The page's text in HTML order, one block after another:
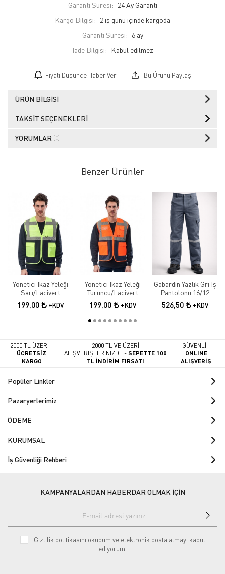
Garanti Süresi: 24 Ay Garanti
Kargo Bilgisi: 2 iş günü içinde kargoda
Garanti Süresi: 6 ay
İade Bilgisi:
Fiyatı Düşünce Haber Ver Bu Ürünü Paylaş
ÜRÜN BILGISI
TAKSIT SEÇENEKLERI
YORUMLAR (0)
Benzer Ürünler
Yönetici İkaz Yeleği
Sarı/Lacivert
199,00 +KDV
Yönetici İkaz Yeleği
Turuncu/Lacivert
199,00 +KDV
Gabardin Yazlık Gri İş
Pantolonu 16/12
526,50 +KDV
2000 TL ÜZERİ -
ÜCRETSİZ
KARGO
2000 TL VE ÜZERİ
ALIŞVERİŞLERİNİZDE -SEPETTE 100
TL İNDİRİM FIRSATI
GÜVENLİ -
ONLINE
ALIŞVERİŞ
Popüler Linkler
Pazaryerlerimiz
ÖDEME
KURUMSAL
İş Güvenliği Rehberi
KAMPANYALARDAN HABERDAR OLMAK İÇİN
Gizlilik politikasını okudum ve elektronik posta almayı kabul
ediyorum.